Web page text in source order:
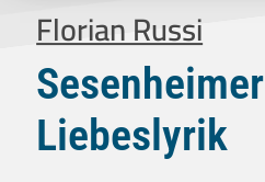
Florian Russi
Sesenheimer
Liebeslyrik